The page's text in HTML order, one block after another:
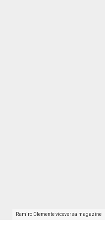
Ramiro Clemente viceversa magazine